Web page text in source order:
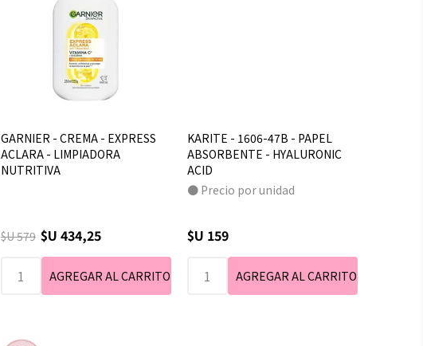
GARNIER - CREMA - EXPRESS
ACLARA - LIMPIADORA
NUTRITIVA
$U 579 $U 434,25
KARITE - 1606-47B - PAPEL
ABSORBENTE - HYALURONIC
ACID
● Precio por unidad
$U 159